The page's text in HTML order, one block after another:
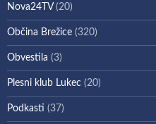
Nova24TV(20)
Občina Brežice (320)
Obvestila (3)
Plesni klub Lukec (20)
Podkasti (37)